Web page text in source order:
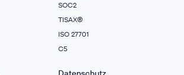
SOC2
TISAX®
ISO 27701
C5